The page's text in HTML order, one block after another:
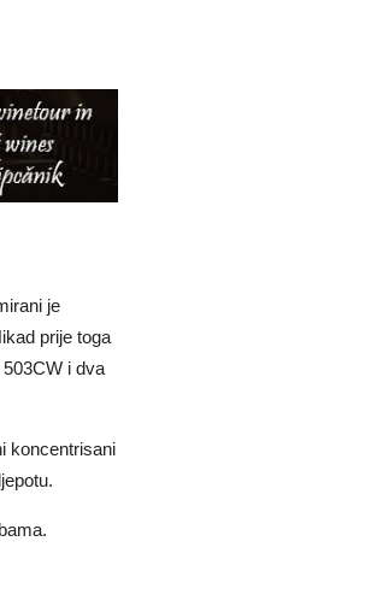
je
prije toga
i dva
koncentrisani